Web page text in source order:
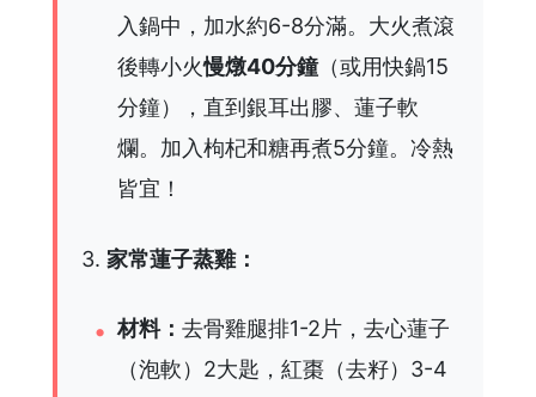
入鍋中，加水約6-8分滿。大火煮滾
後轉小火慢燉40分鐘（或用快鍋15
分鐘），直到銀耳出膠、蓮子軟
爛。加入枸杞和糖再煮5分鐘。冷熱
皆宜！
3. 家常蓮子蒸雞：
材料： 去骨雞腿排1-2片，去心蓮子
（泡軟）2大匙，紅棗（去籽）3-4